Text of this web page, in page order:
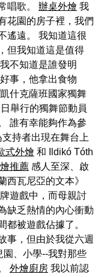
唱歌。 辦桌外燴 我
花園的房子裡，我們
遙遠。 我知道這很
但我知道這是值得
不知道是誰發明
事，他拿出食物
什克薩班國家獨舞
日舉行的獨舞節動員
誰有幸能夠作為參
持者出現在舞台上
式外燴 和 Ildikó Tóth
推薦 感人至深、啟
西瓦尼亞的文本》
遊戲中，而母親討
缺乏熱情的內心衝動
都被遊戲佔據了。
事，但由於我從六週
園、小學--我對那些
外燴廚房 我以前認